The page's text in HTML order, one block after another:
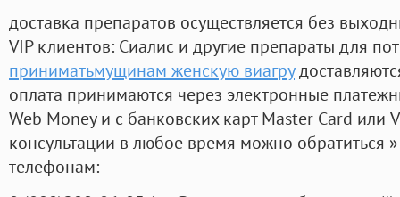
доставка препаратов осуществляется без
VIP клиентов: Сиалис и другие препараты для
приниматьмущинам женскую виагру
оплата принимаются через электронные
Web Money и с банковских карт Master Card или
консультации в любое время можно обратиться
телефонам: